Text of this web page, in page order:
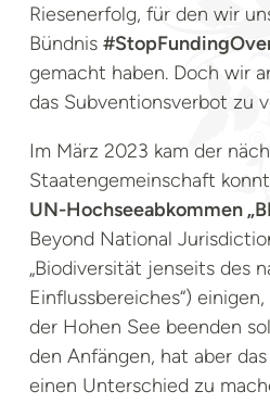
Riesenerfolg, für den wir
Bündnis
gemacht haben. Doch wir
das Subventionsverbot zu
Im März 2023 kam der
Staatengemeinschaft
UN-Hochseeabkommen
Beyond National
„Biodiversität jenseits des
Einflussbereiches“)
der Hohen See beenden
den Anfängen, hat aber
einen Unterschied zu